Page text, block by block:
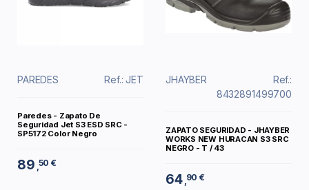
PAREDES Ref.: JET
Paredes - Zapato De
Seguridad Jet S3 ESD SRC -
SP5172 Color Negro
89 ,50 €
JHAYBER
Ref.:
8432891499700
ZAPATO SEGURIDAD - JHAYBER
WORKS NEW HURACAN S3 SRC
NEGRO - T / 43
64 90 €